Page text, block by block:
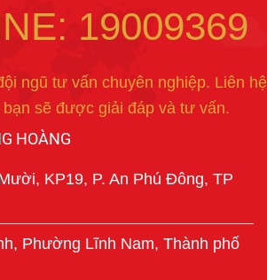
19009369
ngũ tư vấn chuyên nghiệp. Liên hệ
sẽ được giải đáp và tư vấn.
HOÀNG
KP19, P. An Phú Đông, TP
Phường Lĩnh Nam, Thành phố